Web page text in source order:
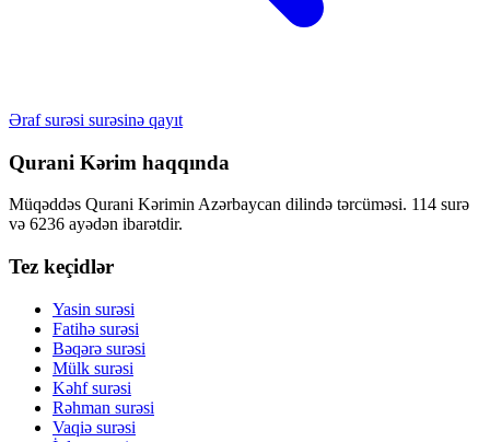
Əraf surəsi surəsinə qayıt
Qurani Kərim haqqında
Müqəddəs Qurani Kərimin Azərbaycan dilində tərcüməsi. 114 surə
və 6236 ayədən ibarətdir.
Tez keçidlər
Yasin surəsi
Fatihə surəsi
Bəqərə surəsi
Mülk surəsi
Kəhf surəsi
Rəhman surəsi
Vaqiə surəsi